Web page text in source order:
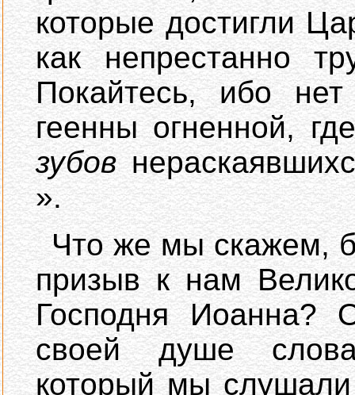
которые достигли
как непрестанно
Покайтесь, ибо
геенны огненной,
зубов
».
Что же мы скажем,
призыв к нам
Господня Иоанна?
своей душе
который мы